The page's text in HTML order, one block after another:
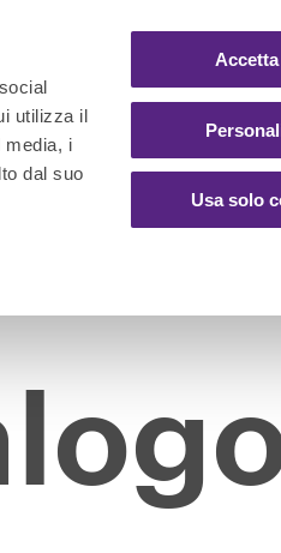
utilizza il
media, i
dal suo
Usa solo